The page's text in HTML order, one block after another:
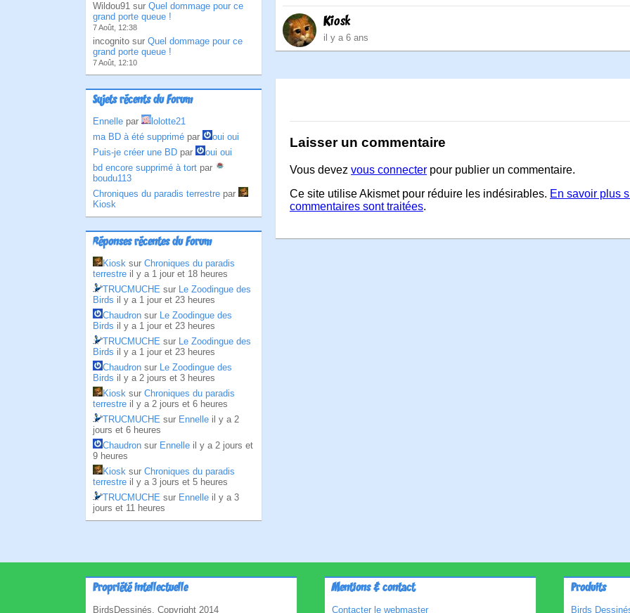
Wildou91 sur Quel dommage pour ce
grand porte queue !
7 Août, 12:38
incognito sur Quel dommage pour ce
grand porte queue !
7 Août, 12:10
Sujets récents du Forum
Ennelle par
lolotte21
ma BD à été supprimé par
oui oui
Puis-je créer une BD par
oui oui
bd encore supprimé à tort par
boudu113
Chroniques du paradis terrestre par
Kiosk
Réponses récentes du Forum
Kiosk sur Chroniques du paradis
terrestre il y a 1 jour et 18 heures
TRUCMUCHE sur Le Zoodingue des
Birds il y a 1 jour et 23 heures
Chaudron sur Le Zoodingue des
Birds il y a 1 jour et 23 heures
TRUCMUCHE sur Le Zoodingue des
Birds il y a 1 jour et 23 heures
Chaudron sur Le Zoodingue des
Birds il y a 2 jours et 3 heures
Kiosk sur Chroniques du paradis
terrestre il y a 2 jours et 6 heures
TRUCMUCHE sur Ennelle il y a 2
jours et 6 heures
Chaudron sur Ennelle il y a 2 jours et
9 heures
Kiosk sur Chroniques du paradis
terrestre il y a 3 jours et 5 heures
TRUCMUCHE sur Ennelle il y a 3
jours et 11 heures
Kiosk
il y a 6 ans
Laisser un commentaire
Vous devez vous connecter pour publier un commentaire.
Ce site utilise Akismet pour réduire les indésirables. En savoir plus
commentaires sont traitées.
Propriété intellectuelle
BirdsDessinés, Copyright 2014
Mentions & contact
Contacter le webmaster
Produits
Birds